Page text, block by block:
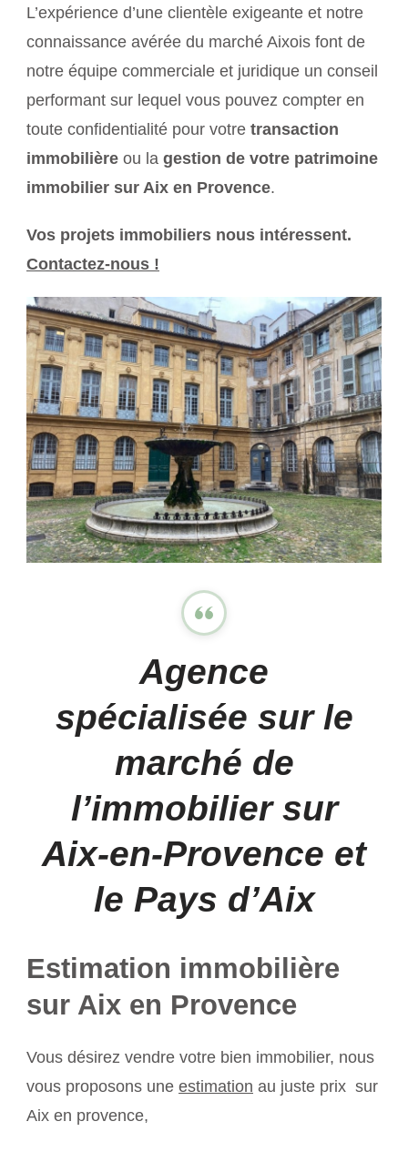
L’expérience d’une clientèle exigeante et notre
connaissance avérée du marché Aixois font de
notre équipe commerciale et juridique un conseil
performant sur lequel vous pouvez compter en
toute confidentialité pour votre transaction
immobilière ou la gestion de votre patrimoine
immobilier sur Aix en Provence.
Vos projets immobiliers nous intéressent.
Contactez-nous !
Agence
spécialisée sur le
marché de
l’immobilier sur
Aix-en-Provence et
le Pays d’Aix
Estimation immobilière
sur Aix en Provence
Vous désirez vendre votre bien immobilier, nous
vous proposons une estimation au juste prix sur
Aix en provence,